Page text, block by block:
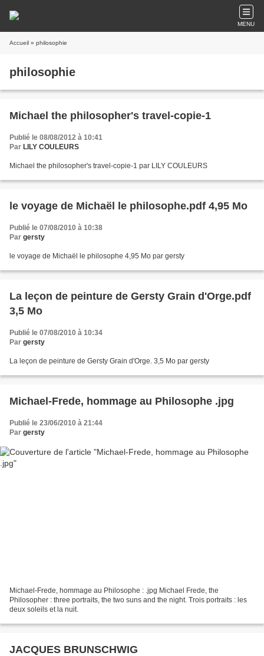
MENU
Accueil » philosophie
philosophie
Michael the philosopher's travel-copie-1
Publié le 08/08/2012 à 10:41
Par LILY COULEURS
Michael the philosopher's travel-copie-1 par LILY COULEURS
le voyage de Michaël le philosophe.pdf 4,95 Mo
Publié le 07/08/2010 à 10:38
Par gersty
le voyage de Michaël le philosophe 4,95 Mo par gersty
La leçon de peinture de Gersty Grain d'Orge.pdf
3,5 Mo
Publié le 07/08/2010 à 10:34
Par gersty
La leçon de peinture de Gersty Grain d'Orge. 3,5 Mo par gersty
Michael-Frede, hommage au Philosophe .jpg
Publié le 23/06/2010 à 21:44
Par gersty
Michael-Frede, hommage au Philosophe : .jpg Michael Frede, the
Philosopher : three portraits, the two suns and the night. Trois portraits : les
deux soleils et la nuit.
JACQUES BRUNSCHWIG